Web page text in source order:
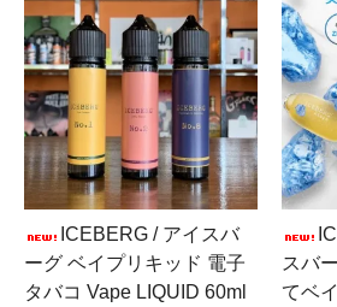
ICEBERG / アイスバ
ーグ ベイプリキッド 電子
タバコ Vape LIQUID 60ml
スバ
てベ